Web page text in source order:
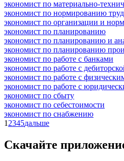
экономист по материально-
экономист по нормированию
экономист по организации и
экономист по планированию
экономист по планированию и
экономист по планированию
экономист по работе с банками
экономист по работе с
экономист по работе с
экономист по работе с
экономист по сбыту
экономист по себестоимости
экономист по снабжению
1 2345дальше
Скачайте